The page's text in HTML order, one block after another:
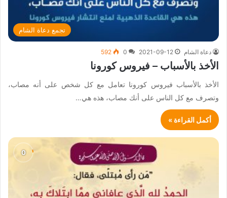
تجمع دعاة الشام
دعاة الشام 2021-09-12
0
592
الأخذ بالأسباب – فيروس كورونا
الأخذ بالأسباب فيروس كورونا تعامل مع كل شخص على أنه مصاب،
وتصرف مع كل الناس على أنك مصاب، هذه هي…
أكمل القراءة »